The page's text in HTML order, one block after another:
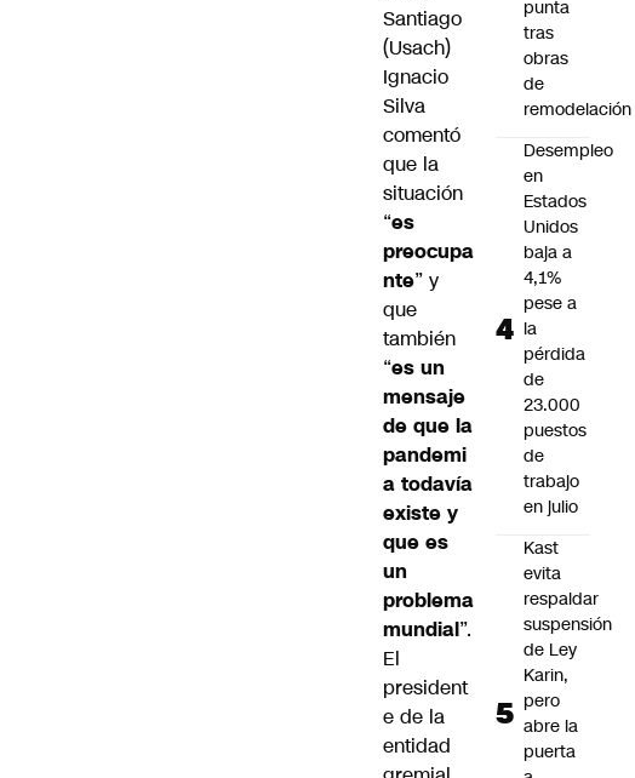
Santiago
(Usach)
Ignacio
Silva
comentó
que la
situación
“es
preocupa
nte” y
que
también
“es un
mensaje
de que la
pandemi
a todavía
existe y
que es
un
problema
mundial”.
El
president
e de la
entidad
punta
tras
obras
de
remodelación
Desempleo
en
Estados
Unidos
baja a
4,1%
pese a
la
pérdida
de
23.000
puestos
de
trabajo
en julio
Kast
evita
respaldar
suspensión
de Ley
Karin,
pero
abre la
puerta